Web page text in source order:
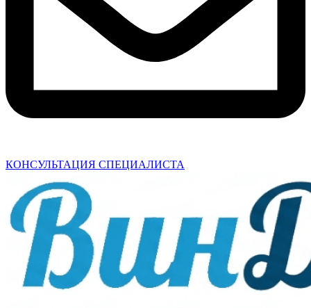
КОНСУЛЬТАЦИЯ СПЕЦИАЛИСТА